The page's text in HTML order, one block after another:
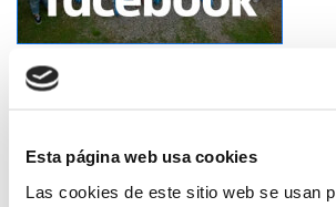
Esta página web usa cookies
Las cookies de este sitio web se usan